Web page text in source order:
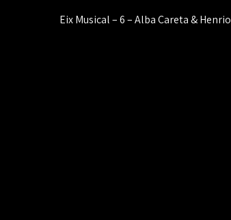
Navegación
Eix Musical – 6 – Alba Careta & Henrio